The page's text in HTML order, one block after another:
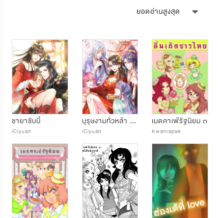
ยอดอ่านสูงสุด
ชายาชับบี้
iCiyuan
บุรุษงามทั่วหล้า ขอข้าเหมาหมด
iCiyuan
เมดคาเฟ่รัฐนิยม ๓
Kwanrapee